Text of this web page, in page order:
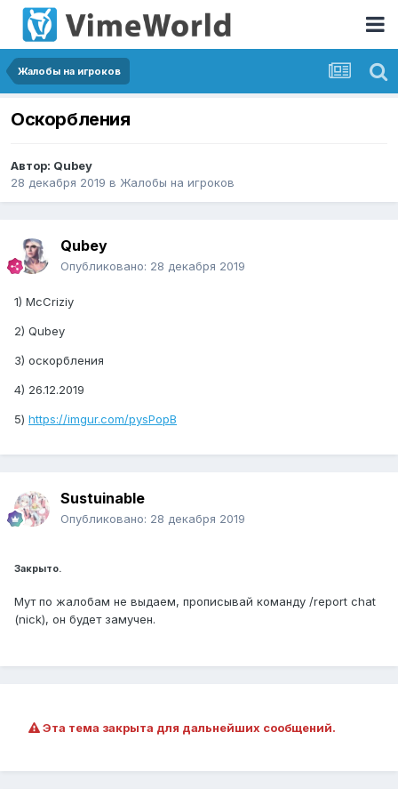
Жалобы на игроков
Оскорбления
Автор: Qubey
28 декабря 2019 в Жалобы на игроков
Qubey
Опубликовано: 28 декабря 2019
1) McCriziy
2) Qubey
3) оскорбления
4) 26.12.2019
5) https://imgur.com/pysPopB
Sustuinable
Опубликовано: 28 декабря 2019
Закрыто.
Мут по жалобам не выдаем, прописывай команду /report chat
(nick), он будет замучен.
Эта тема закрыта для дальнейших сообщений.